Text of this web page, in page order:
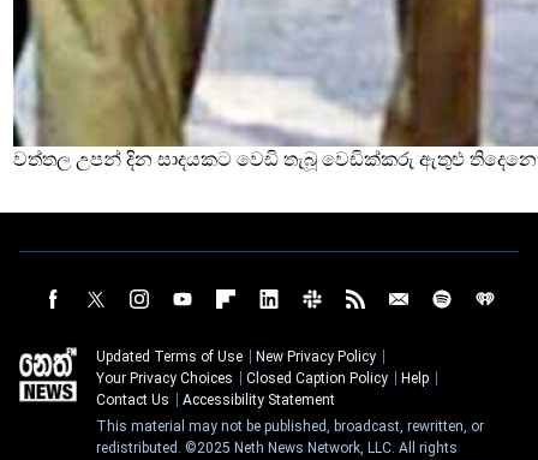
වත්තල උපන් දින සාදයකට වෙඩි තැබූ වෙඩික්කරු ඇතුළු
Updated Terms of Use
New Privacy Policy
Your Privacy Choices
Closed Caption Policy
Help
Contact Us
Accessibility Statement
This material may not be published, broadcast, rewritten, or
redistributed. ©2025 Neth News Network, LLC. All rights